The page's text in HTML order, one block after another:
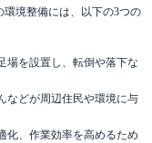
境整備には、以下の3つの
場を設置し、転倒や落下な
などが周辺住民や環境に与
化、作業効率を高めるため